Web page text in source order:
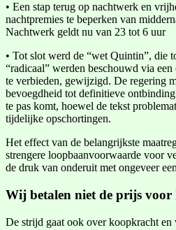
• Een stap terug op nachtwerk en
nachtpremies te beperken van
Nachtwerk geldt nu van 23 tot 6 uur
• Tot slot werd de “wet Quintin”, die
“radicaal” werden beschouwd via
te verbieden, gewijzigd. De regering
bevoegdheid tot definitieve
te pas komt, hoewel de tekst
tijdelijke opschortingen.
Het effect van de belangrijkste
strengere loopbaanvoorwaarde voor
de druk van onderuit met ongeveer
Wij betalen niet de prijs voor
De strijd gaat ook over koopkracht en